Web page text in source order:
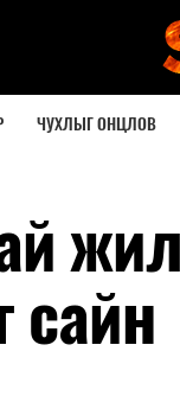
ЧУХЛЫГ ОНЦЛОВ
сайн